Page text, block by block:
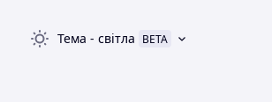
Тема - світла BETA